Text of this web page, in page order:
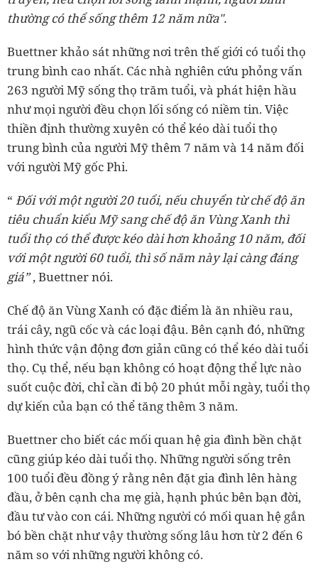
thường có thể sống thêm 12 năm nữa".
Buettner khảo sát những nơi trên thế giới có tuổi thọ
trung bình cao nhất. Các nhà nghiên cứu phỏng vấn
263 người Mỹ sống thọ trăm tuổi, và phát hiện hầu
như mọi người đều chọn lối sống có niềm tin. Việc
thiền định thường xuyên có thể kéo dài tuổi thọ
trung bình của người Mỹ thêm 7 năm và 14 năm đối
với người Mỹ gốc Phi.
“ Đối với một người 20 tuổi, nếu chuyển từ chế độ ăn
tiêu chuẩn kiểu Mỹ sang chế độ ăn Vùng Xanh thì
tuổi thọ có thể được kéo dài hơn khoảng 10 năm, đối
với một người 60 tuổi, thì số năm này lại càng đáng
giá”, Buettner nói.
Chế độ ăn Vùng Xanh có đặc điểm là ăn nhiều rau,
trái cây, ngũ cốc và các loại đậu. Bên cạnh đó, những
hình thức vận động đơn giản cũng có thể kéo dài tuổi
thọ. Cụ thể, nếu bạn không có hoạt động thể lực nào
suốt cuộc đời, chỉ cần đi bộ 20 phút mỗi ngày, tuổi thọ
dự kiến của bạn có thể tăng thêm 3 năm.
Buettner cho biết các mối quan hệ gia đình bền chặt
cũng giúp kéo dài tuổi thọ. Những người sống trên
100 tuổi đều đồng ý rằng nên đặt gia đình lên hàng
đầu, ở bên cạnh cha mẹ già, hạnh phúc bên bạn đời,
đầu tư vào con cái. Những người có mối quan hệ gắn
bó bền chặt như vậy thường sống lâu hơn từ 2 đến 6
năm so với những người không có.